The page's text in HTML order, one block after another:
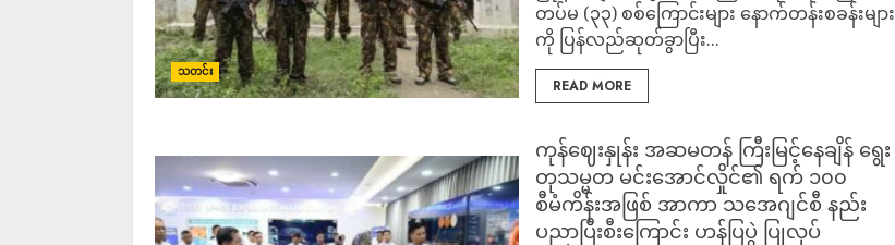
သတင်း
တပ်မ (၃၃) စစ်ကြောင်းများ နောက်တန်းစခန်းများ
ကို ပြန်လည်ဆုတ်ခွာပြီး...
READ MORE
ကုန်ဈေးနှုန်း အဆမတန် ကြီးမြင့်နေချိန် ရွေး
တုသမ္မတ မင်းအောင်လှိုင်၏ ရက် ၁၀၀
စီမံကိန်းအဖြစ် အာကာ သအေဂျင်စီ နည်း
ပညာပြီးစီးကြောင်း ဟန်ပြပွဲ ပြုလုပ်